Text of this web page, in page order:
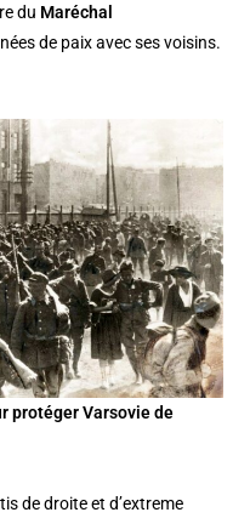
du Maréchal
de paix avec ses voisins.
protéger Varsovie de
de droite et d’extreme